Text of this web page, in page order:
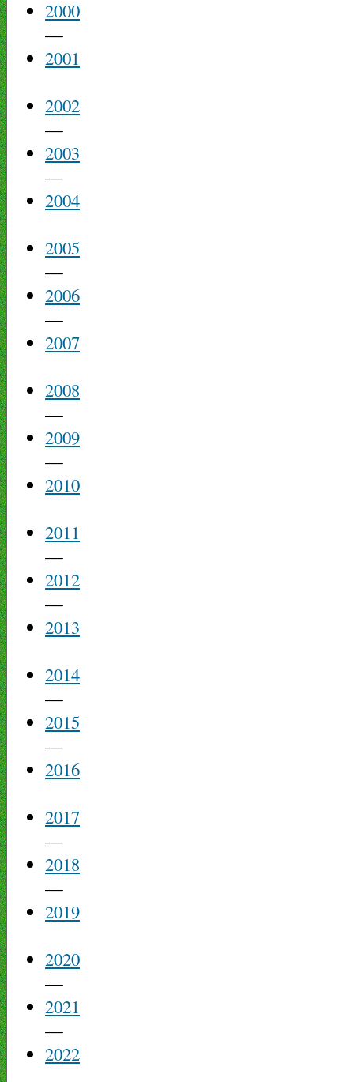
2000
—
2001
2002
—
2003
—
2004
2005
—
2006
—
2007
2008
—
2009
—
2010
2011
—
2012
—
2013
2014
—
2015
—
2016
2017
—
2018
—
2019
2020
—
2021
—
2022